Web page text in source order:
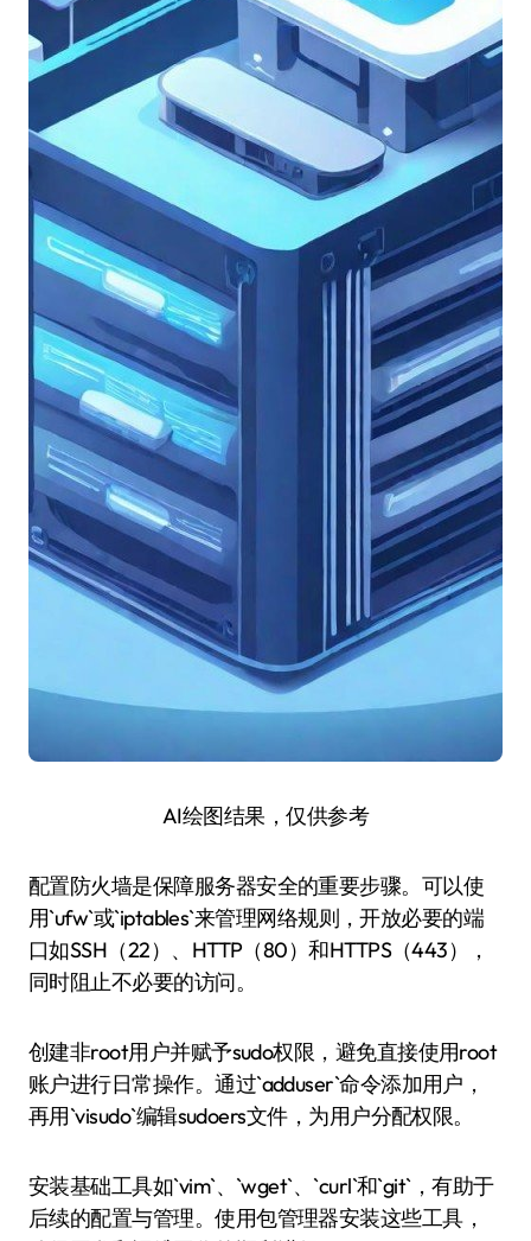
AI绘图结果，仅供参考
配置防火墙是保障服务器安全的重要步骤。可以使
用`ufw`或`iptables`来管理网络规则，开放必要的端
口如SSH（22）、HTTP（80）和HTTPS（443），
同时阻止不必要的访问。
创建非root用户并赋予sudo权限，避免直接使用root
账户进行日常操作。通过`adduser`命令添加用户，
再用`visudo`编辑sudoers文件，为用户分配权限。
安装基础工具如`vim`、`wget`、`curl`和`git`，有助于
后续的配置与管理。使用包管理器安装这些工具，